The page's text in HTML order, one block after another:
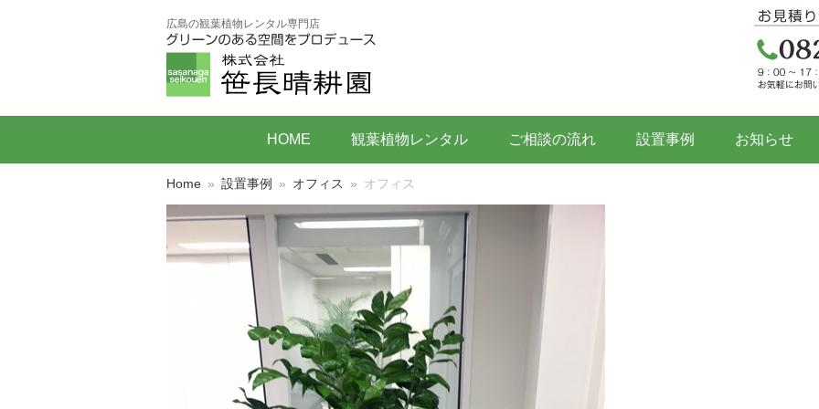
広島の観葉植物レンタル専門店
HOME 観葉植物レンタル ご相談の流れ 設置事例 お知らせ
Home » 設置事例 » オフィス » オフィス